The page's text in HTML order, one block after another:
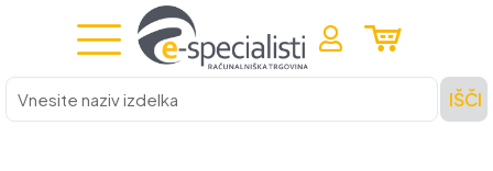
Vnesite
naziv
izdelka
IŠČI